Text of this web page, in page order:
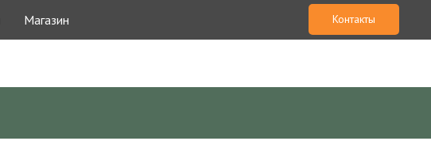
Магазин Контакты